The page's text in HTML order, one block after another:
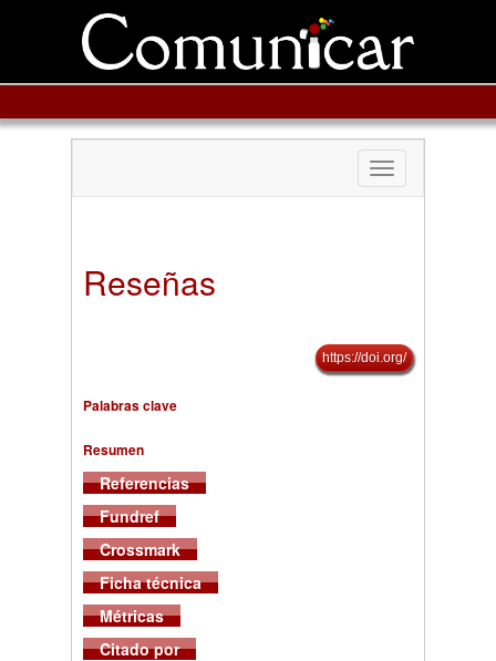
Toggle
navigation
Reseñas
https://doi.org/
Palabras clave
Resumen
Referencias
Fundref
Crossmark
Ficha técnica
Métricas
Citado por